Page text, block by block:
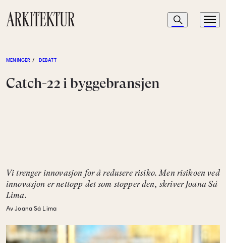
Navigasjon
Søk Meny
MENINGER / DEBATT
Catch-22 i byggebransjen
Vi trenger innovasjon for å redusere risiko. Men risikoen ved
innovasjon er nettopp det som stopper den, skriver Joana Sá
Lima.
Av Joana Sá Lima